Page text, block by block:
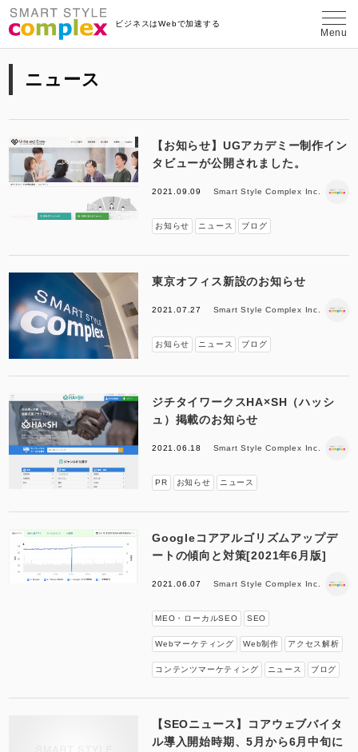
埼玉県さいたま市のWeb制作・コンテ
ビジネスはWebで加速する
Menu
ニュース
【お知らせ】UGアカデミー制作イン
タビューが公開されました。
2021.09.09 Smart Style Complex Inc.
お知らせ ニュース ブログ
東京オフィス新設のお知らせ
2021.07.27 Smart Style Complex Inc.
お知らせ ニュース ブログ
ジチタイワークスHA×SH（ハッシ
ュ）掲載のお知らせ
2021.06.18 Smart Style Complex Inc.
PR お知らせ ニュース
Googleコアアルゴリズムアップデ
ートの傾向と対策[2021年6月版]
2021.06.07 Smart Style Complex Inc.
MEO・ローカルSEO SEO
Webマーケティング Web制作 アクセス解析
コンテンツマーケティング ニュース ブログ
【SEOニュース】コアウェブバイタ
ル導入開始時期、5月から6月中旬に